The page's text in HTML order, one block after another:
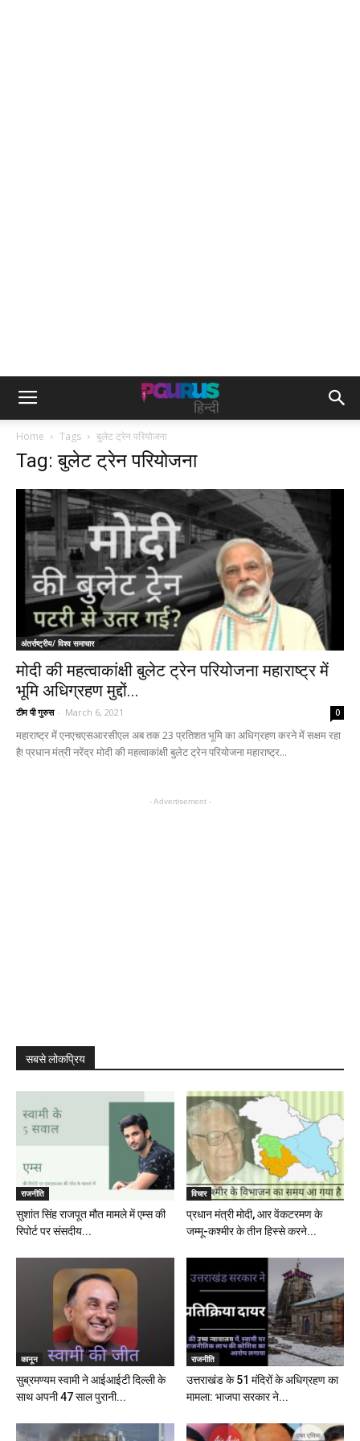
Home Tags बुलेट ट्रेन परियोजना
Tag: बुलेट ट्रेन परियोजना
अंतर्राष्ट्रीय/ विश्व समाचार
मोदी की महत्वाकांक्षी बुलेट ट्रेन परियोजना महाराष्ट्र में
भूमि अधिग्रहण मुद्दों...
टीम पी गुरुस - March 6, 2021 0
महाराष्ट्र में एनएचएसआरसीएल अब तक 23 प्रतिशत भूमि का अधिग्रहण करने में सक्षम रहा
है! प्रधान मंत्री नरेंद्र मोदी की महत्वाकांक्षी बुलेट ट्रेन परियोजना महाराष्ट्र...
- Advertisement -
सबसे लोकप्रिय
राजनीति
सुशांत सिंह राजपूत मौत मामले में एम्स की
रिपोर्ट पर संसदीय...
विचार
प्रधान मंत्री मोदी, आर वेंकटरमण के
जम्मू-कश्मीर के तीन हिस्से करने...
कानून
सुब्रमण्यम स्वामी ने आईआईटी दिल्ली के
साथ अपनी 47 साल पुरानी...
राजनीति
उत्तराखंड के 51 मंदिरों के अधिग्रहण का
मामला: भाजपा सरकार ने...